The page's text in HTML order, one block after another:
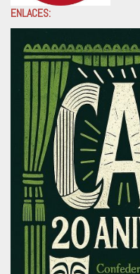
ENLACES: